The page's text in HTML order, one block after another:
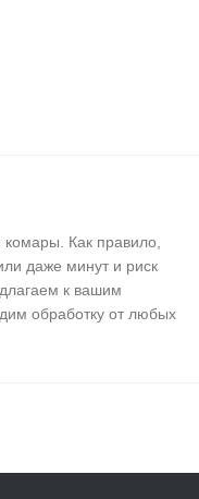
Как правило,
даже минут и риск
к вашим
обработку от любых